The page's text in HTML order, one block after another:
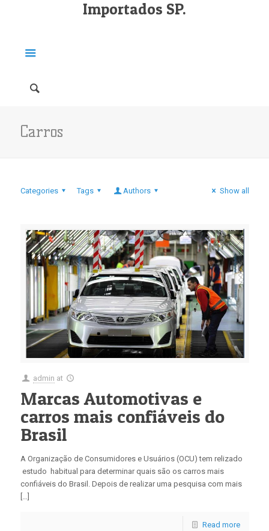
Importados SP.
Carros
Categories Tags Authors Show all
admin at
Marcas Automotivas e
carros mais confiáveis do
Brasil
A Organização de Consumidores e Usuários (OCU) tem relizado
estudo habitual para determinar quais são os carros mais
confiáveis do Brasil. Depois de realizar uma pesquisa com mais
Read more